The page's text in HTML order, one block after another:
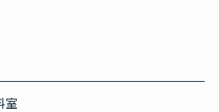
室